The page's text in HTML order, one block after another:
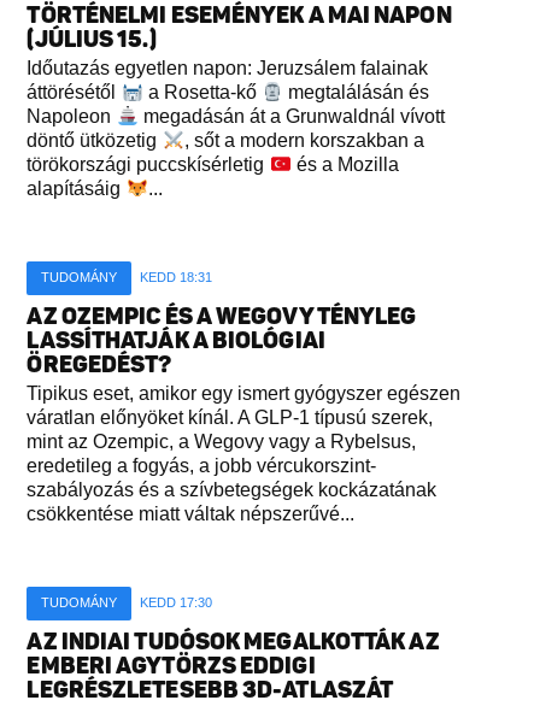
TÖRTÉNELMI ESEMÉNYEK A MAI NAPON
(JÚLIUS 15.)
Időutazás egyetlen napon: Jeruzsálem falainak
áttörésétől
a Rosetta-kő
megtalálásán és
Napoleon
megadásán át a Grunwaldnál vívott
döntő ütközetig
, sőt a modern korszakban a
törökországi puccskísérletig
és a Mozilla
alapításáig
...
TUDOMÁNY KEDD 18:31
AZ OZEMPIC ÉS A WEGOVY TÉNYLEG
LASSÍTHATJÁK A BIOLÓGIAI
ÖREGEDÉST?
Tipikus eset, amikor egy ismert gyógyszer egészen
váratlan előnyöket kínál. A GLP-1 típusú szerek,
mint az Ozempic, a Wegovy vagy a Rybelsus,
eredetileg a fogyás, a jobb vércukorszint-
szabályozás és a szívbetegségek kockázatának
csökkentése miatt váltak népszerűvé...
TUDOMÁNY KEDD 17:30
AZ INDIAI TUDÓSOK MEGALKOTTÁK AZ
EMBERI AGYTÖRZS EDDIGI
LEGRÉSZLETESEBB 3D-ATLASZÁT